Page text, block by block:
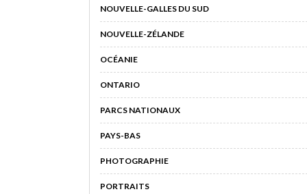
NOUVELLE-GALLES DU SUD
NOUVELLE-ZÉLANDE
OCÉANIE
ONTARIO
PARCS NATIONAUX
PAYS-BAS
PHOTOGRAPHIE
PORTRAITS